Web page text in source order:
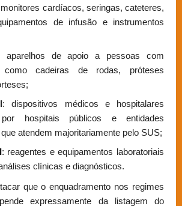
cardíacos, seringas, cateteres,
de infusão e instrumentos
aparelhos de apoio a pessoas com
como cadeiras de rodas, próteses
: dispositivos médicos e hospitalares
por hospitais públicos e entidades
atendem majoritariamente pelo SUS;
: reagentes e equipamentos laboratoriais
clínicas e diagnósticos.
que o enquadramento nos regimes
expressamente da listagem do